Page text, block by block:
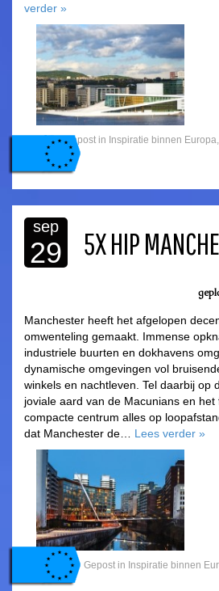
verder »
Gepost in Inspiratie binnen Europa
sep
29 5X HIP
Manchester heeft het afgelopen
omwenteling gemaakt. Immense
industriele buurten en dokhavens
dynamische omgevingen vol
winkels en nachtleven. Tel daarbij op
joviale aard van de Macunians en het
compacte centrum alles op
dat Manchester de… Lees verder »
Gepost in Inspiratie binnen